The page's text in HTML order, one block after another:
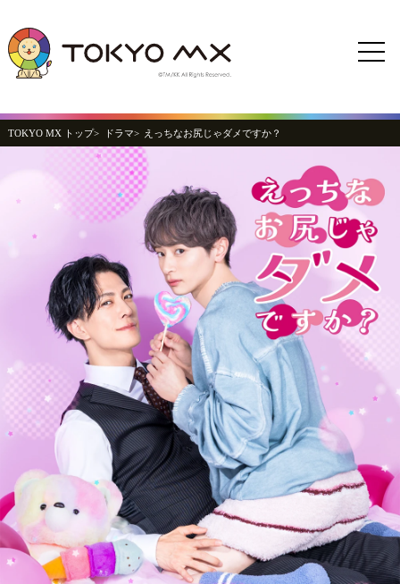
TOKYO MX トップ ドラマ えっちなお尻じゃダメですか？